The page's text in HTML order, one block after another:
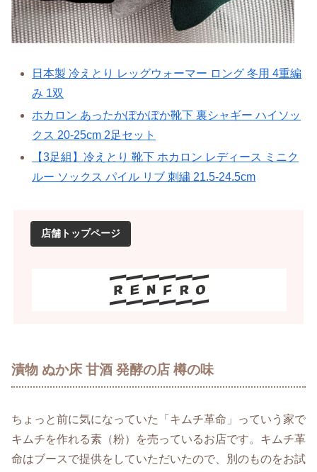
日本製 冷えとり レッグウォーマー ロング 冬用 4重編
み 1双
ホカロン あったかぽかぽか靴下 裏シャギー ハイソッ
クス 20-25cm 2足セット
【3足組 】冷えとり 靴下 ホカロン レディース ミニク
ルー ソックス パイル リブ 刺繍 21.5-24.5cm
店舗トップページ
漬物 ぬか床 甘酒 発酵の店 樽の味
ちょっと前に気になっていた「キムチ革命」っていう家で
キムチを作れる素（粉）を売っているお店です。キムチ革
命はブースで提供をしていただいたので、別のものをお試